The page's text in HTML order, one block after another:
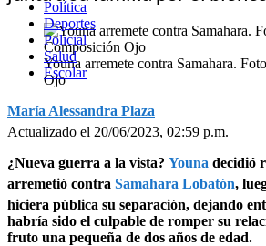
Política
Deportes
Policial
Salud
Escolar
Youna arremete contra Samahara.
Ojo
María Alessandra Plaza
Actualizado el 20/06/2023, 02:59 p.m.
¿Nueva guerra a la vista? Youna decidió
arremetió contra Samahara Lobatón,
hiciera pública su separación, dejando
habría sido el culpable de romper su
fruto una pequeña de dos años de edad.